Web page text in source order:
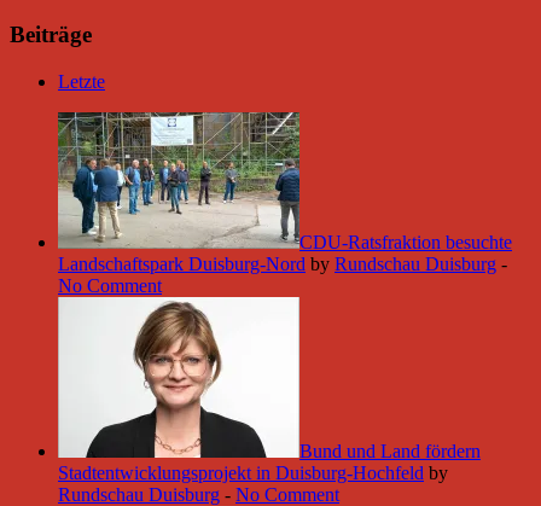
Beiträge
Letzte
CDU-Ratsfraktion besuchte
Landschaftspark Duisburg-Nord by Rundschau Duisburg -
No Comment
Bund und Land fördern
Stadtentwicklungsprojekt in Duisburg-Hochfeld by
Rundschau Duisburg - No Comment